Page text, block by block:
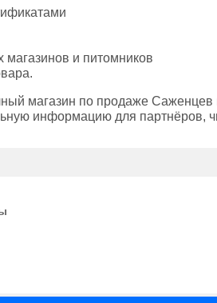
и питомников
магазин по продаже
информацию для партнёров,